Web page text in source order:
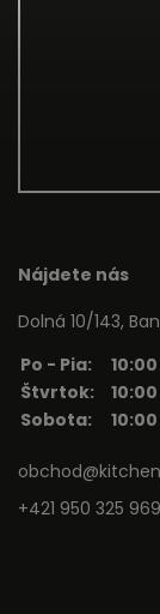
Nájdete nás
Dolná 10/143,
Po - Pia:
Štvrtok:
Sobota:
+421 950 325 969